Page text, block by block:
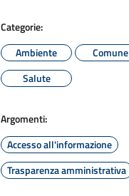
Categorie:
Ambiente
Comune
Salute
Argomenti:
Accesso all'informazione
Trasparenza amministrativa